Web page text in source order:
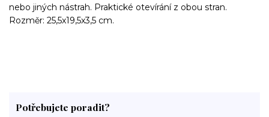
nebo jiných nástrah. Praktické otevírání z obou stran.
Rozměr: 25,5x19,5x3,5 cm.
Potřebujete poradit?